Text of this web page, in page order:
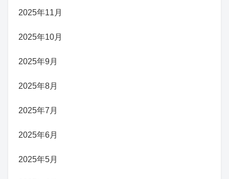
2025年11月
2025年10月
2025年9月
2025年8月
2025年7月
2025年6月
2025年5月